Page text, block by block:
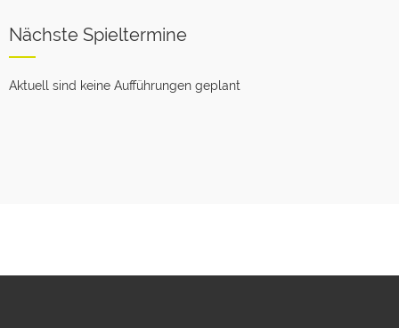
Nächste Spieltermine
Aktuell sind keine Aufführungen geplant